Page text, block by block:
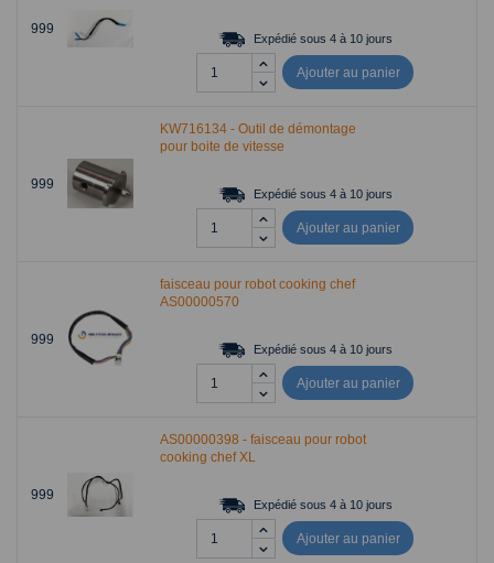
999
Expédié sous 4 à 10 jours
Ajouter au panier
999
KW716134 - Outil de démontage
pour boite de vitesse
Expédié sous 4 à 10 jours
Ajouter au panier
999
faisceau pour robot cooking chef
AS00000570
Expédié sous 4 à 10 jours
Ajouter au panier
999
AS00000398 - faisceau pour robot
cooking chef XL
Expédié sous 4 à 10 jours
Ajouter au panier